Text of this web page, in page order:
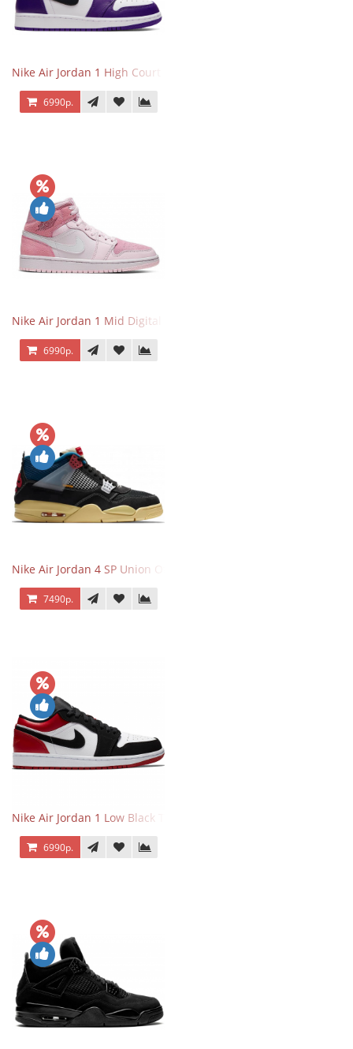
Nike Air Jordan 1 High Court Purple 2.0
6990р.
Nike Air Jordan 1 Mid Digital Pink
6990р.
Nike Air Jordan 4 SP Union Off Noir
7490р.
Nike Air Jordan 1 Low Black Toe
6990р.